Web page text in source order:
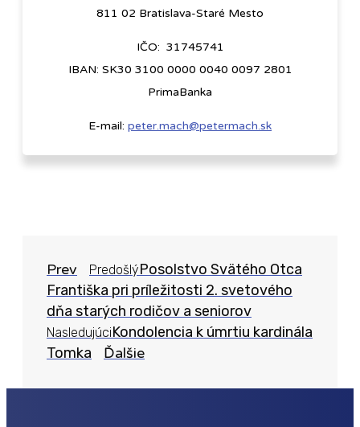
811 02 Bratislava-Staré Mesto
IČO: 31745741
IBAN: SK30 3100 0000 0040 0097 2801
PrimaBanka
E-mail: peter.mach@petermach.sk
Prev PredošlýPosolstvo Svätého Otca
Františka pri príležitosti 2. svetového
dňa starých rodičov a seniorov
NasledujúciKondolencia k úmrtiu kardinála
Tomka
Ďalšie